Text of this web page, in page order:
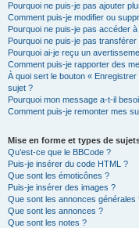
Pourquoi ne puis-je pas ajouter
Comment puis-je modifier ou
Pourquoi ne puis-je pas accéder
Pourquoi ne puis-je pas
Pourquoi ai-je reçu un
Comment puis-je rapporter des
À quoi sert le bouton «
sujet ?
Pourquoi mon message a-t-il
Comment puis-je remonter mes
Mise en forme et types de
Qu’est-ce que le BBCode ?
Puis-je insérer du code HTML ?
Que sont les émoticônes ?
Puis-je insérer des images ?
Que sont les annonces générales
Que sont les annonces ?
Que sont les notes ?